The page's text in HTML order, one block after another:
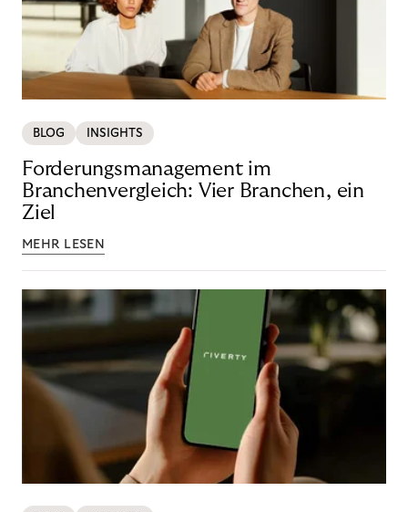
BLOG INSIGHTS
Forderungsmanagement im
Branchenvergleich: Vier Branchen, ein
Ziel
MEHR LESEN